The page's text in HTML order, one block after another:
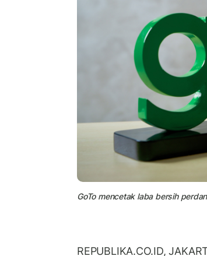
GoTo mencetak laba bersih
REPUBLIKA.CO.ID,